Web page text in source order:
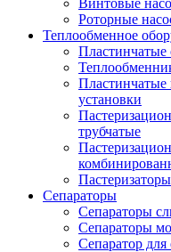
Роторные
Теплообменное
Пластинчатые
Пластинчатые
установки
трубчатые
Пастеризаторы
Сепараторы
Сепараторы
Сепараторы
Сепаратор